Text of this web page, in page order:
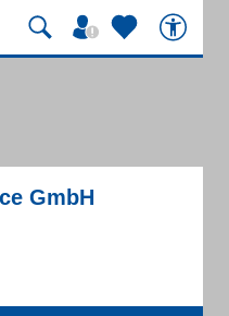
GmbH